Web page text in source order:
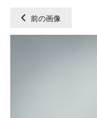
前の画像